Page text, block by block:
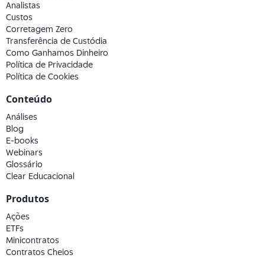
Analistas
Custos
Corretagem Zero
Transferência de Custódia
Como Ganhamos Dinheiro
Política de Privacidade
Política de Cookies
Conteúdo
Análises
Blog
E-books
Webinars
Glossário
Clear Educacional
Produtos
Ações
ETFs
Minicontratos
Contratos Cheios